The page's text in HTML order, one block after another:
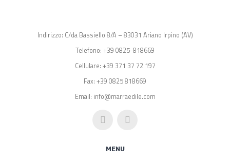
Indirizzo: C/da Bassiello 8/A – 83031 Ariano Irpino (AV)
Telefono: +39 0825-818669
Cellulare: +39 371 37 72 197
Fax: +39 0825 818669
Email: info@marraedile.com
MENU